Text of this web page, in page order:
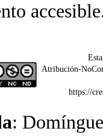
Atribución-
https://
: